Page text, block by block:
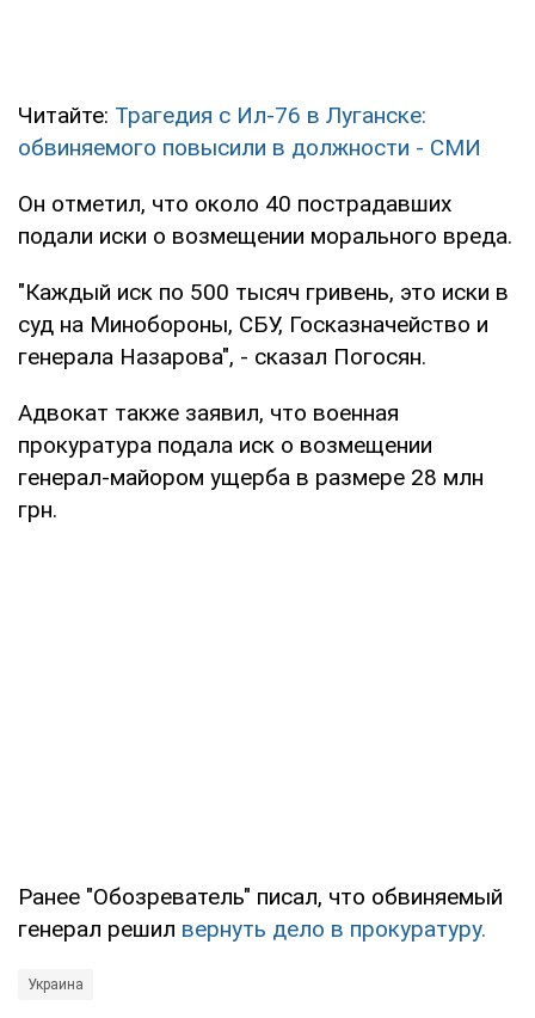
Читайте: Трагедия с Ил-76 в Луганске:
обвиняемого повысили в должности - СМИ
Он отметил, что около 40 пострадавших
подали иски о возмещении морального вреда.
"Каждый иск по 500 тысяч гривень, это иски в
суд на Минобороны, СБУ, Госказначейство и
генерала Назарова", - сказал Погосян.
Адвокат также заявил, что военная
прокуратура подала иск о возмещении
генерал-майором ущерба в размере 28 млн
грн.
Ранее "Обозреватель" писал, что обвиняемый
генерал решил вернуть дело в прокуратуру.
Украина